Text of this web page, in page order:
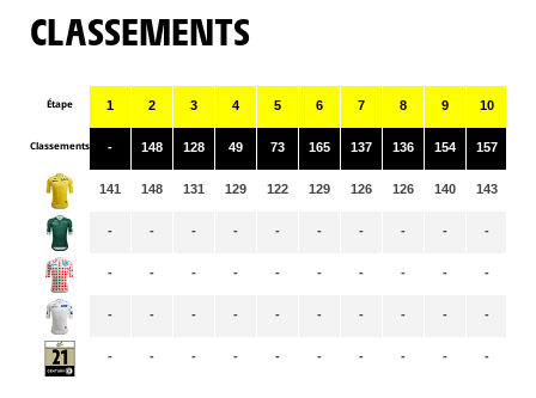
CLASSEMENTS
Étape
Classements
1
-
141
-
-
-
-
2
148
148
-
-
-
-
3
128
131
-
-
-
-
4
49
129
-
-
-
-
5
73
122
-
-
-
-
6
165
129
-
-
-
-
7
137
126
-
-
-
-
8
136
126
-
-
-
-
9
154
140
-
-
-
-
10
157
143
-
-
-
-